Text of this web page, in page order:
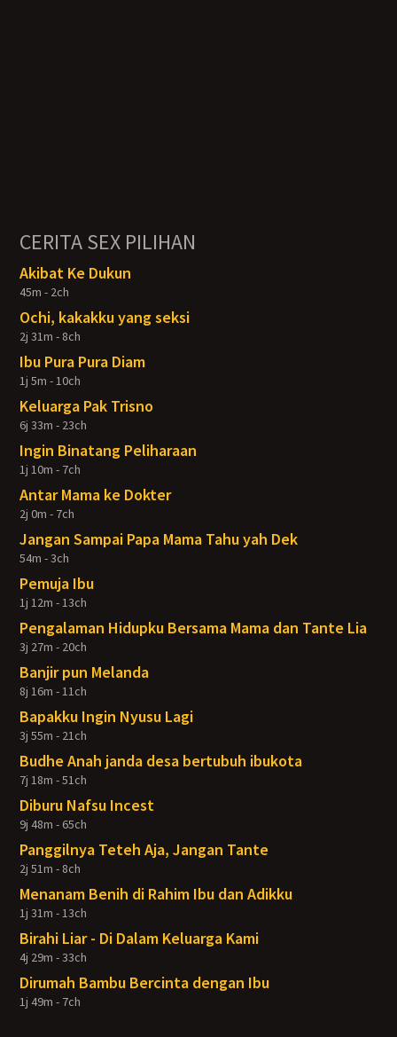
CERITA SEX PILIHAN
Akibat Ke Dukun
45m - 2ch
Ochi, kakakku yang seksi
2j 31m - 8ch
Ibu Pura Pura Diam
1j 5m - 10ch
Keluarga Pak Trisno
6j 33m - 23ch
Ingin Binatang Peliharaan
1j 10m - 7ch
Antar Mama ke Dokter
2j 0m - 7ch
Jangan Sampai Papa Mama Tahu yah Dek
54m - 3ch
Pemuja Ibu
1j 12m - 13ch
Pengalaman Hidupku Bersama Mama dan Tante Lia
3j 27m - 20ch
Banjir pun Melanda
8j 16m - 11ch
Bapakku Ingin Nyusu Lagi
3j 55m - 21ch
Budhe Anah janda desa bertubuh ibukota
7j 18m - 51ch
Diburu Nafsu Incest
9j 48m - 65ch
Panggilnya Teteh Aja, Jangan Tante
2j 51m - 8ch
Menanam Benih di Rahim Ibu dan Adikku
1j 31m - 13ch
Birahi Liar - Di Dalam Keluarga Kami
4j 29m - 33ch
Dirumah Bambu Bercinta dengan Ibu
1j 49m - 7ch